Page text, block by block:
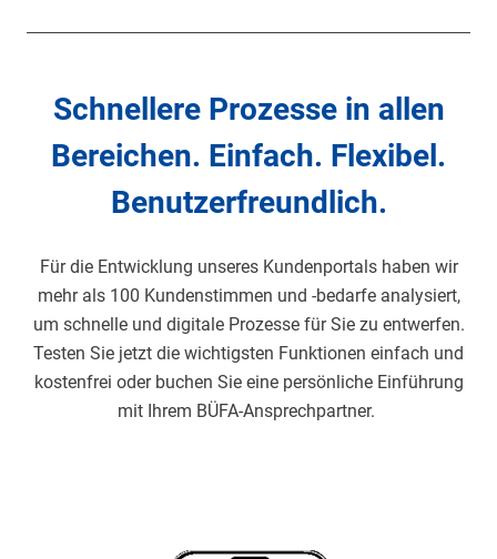
Schnellere Prozesse in allen
Bereichen. Einfach. Flexibel.
Benutzerfreundlich.
Für die Entwicklung unseres Kundenportals haben wir
mehr als 100 Kundenstimmen und -bedarfe analysiert,
um schnelle und digitale Prozesse für Sie zu entwerfen.
Testen Sie jetzt die wichtigsten Funktionen einfach und
kostenfrei oder buchen Sie eine persönliche Einführung
mit Ihrem BÜFA-Ansprechpartner.